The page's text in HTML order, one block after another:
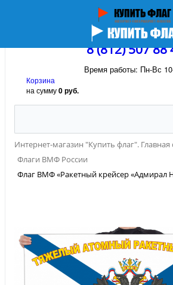
8 (812) 507 88
Время работы: Пн-Вс
Корзина
на сумму0 руб.
Интернет-магазин "Купить флаг". Главная
Флаги ВМФ России
Флаг ВМФ «Ракетный крейсер «Адмирал